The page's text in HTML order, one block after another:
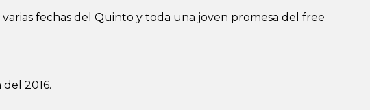
fechas del Quinto y toda una joven promesa del free
2016.